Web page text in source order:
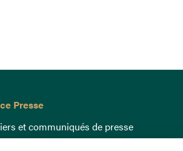
Presse
et communiqués de presse